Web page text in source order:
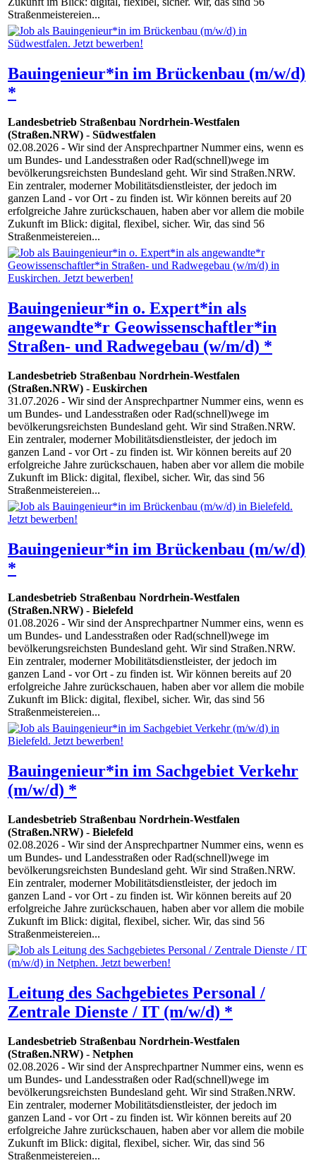
Straßenmeistereien...
Bauingenieur*in im Brückenbau (m/w/d)
*
Landesbetrieb Straßenbau Nordrhein-Westfalen
(Straßen.NRW) - Südwestfalen
02.08.2026 - Wir sind der Ansprechpartner Nummer eins, wenn es
um Bundes- und Landesstraßen oder Rad(schnell)wege im
bevölkerungsreichsten Bundesland geht. Wir sind Straßen.NRW.
Ein zentraler, moderner Mobilitätsdienstleister, der jedoch im
ganzen Land - vor Ort - zu finden ist. Wir können bereits auf 20
erfolgreiche Jahre zurückschauen, haben aber vor allem die mobile
Zukunft im Blick: digital, flexibel, sicher. Wir, das sind 56
Straßenmeistereien...
Bauingenieur*in o. Expert*in als
angewandte*r Geowissenschaftler*in
Straßen- und Radwegebau (w/m/d) *
Landesbetrieb Straßenbau Nordrhein-Westfalen
(Straßen.NRW) - Euskirchen
31.07.2026 - Wir sind der Ansprechpartner Nummer eins, wenn es
um Bundes- und Landesstraßen oder Rad(schnell)wege im
bevölkerungsreichsten Bundesland geht. Wir sind Straßen.NRW.
Ein zentraler, moderner Mobilitätsdienstleister, der jedoch im
ganzen Land - vor Ort - zu finden ist. Wir können bereits auf 20
erfolgreiche Jahre zurückschauen, haben aber vor allem die mobile
Zukunft im Blick: digital, flexibel, sicher. Wir, das sind 56
Straßenmeistereien...
Bauingenieur*in im Brückenbau (m/w/d)
*
Landesbetrieb Straßenbau Nordrhein-Westfalen
(Straßen.NRW) - Bielefeld
01.08.2026 - Wir sind der Ansprechpartner Nummer eins, wenn es
um Bundes- und Landesstraßen oder Rad(schnell)wege im
bevölkerungsreichsten Bundesland geht. Wir sind Straßen.NRW.
Ein zentraler, moderner Mobilitätsdienstleister, der jedoch im
ganzen Land - vor Ort - zu finden ist. Wir können bereits auf 20
erfolgreiche Jahre zurückschauen, haben aber vor allem die mobile
Zukunft im Blick: digital, flexibel, sicher. Wir, das sind 56
Straßenmeistereien...
Bauingenieur*in im Sachgebiet Verkehr
(m/w/d) *
Landesbetrieb Straßenbau Nordrhein-Westfalen
(Straßen.NRW) - Bielefeld
02.08.2026 - Wir sind der Ansprechpartner Nummer eins, wenn es
um Bundes- und Landesstraßen oder Rad(schnell)wege im
bevölkerungsreichsten Bundesland geht. Wir sind Straßen.NRW.
Ein zentraler, moderner Mobilitätsdienstleister, der jedoch im
ganzen Land - vor Ort - zu finden ist. Wir können bereits auf 20
erfolgreiche Jahre zurückschauen, haben aber vor allem die mobile
Zukunft im Blick: digital, flexibel, sicher. Wir, das sind 56
Straßenmeistereien...
Leitung des Sachgebietes Personal /
Zentrale Dienste / IT (m/w/d) *
Landesbetrieb Straßenbau Nordrhein-Westfalen
(Straßen.NRW) - Netphen
02.08.2026 - Wir sind der Ansprechpartner Nummer eins, wenn es
um Bundes- und Landesstraßen oder Rad(schnell)wege im
bevölkerungsreichsten Bundesland geht. Wir sind Straßen.NRW.
Ein zentraler, moderner Mobilitätsdienstleister, der jedoch im
ganzen Land - vor Ort - zu finden ist. Wir können bereits auf 20
erfolgreiche Jahre zurückschauen, haben aber vor allem die mobile
Zukunft im Blick: digital, flexibel, sicher. Wir, das sind 56
Straßenmeistereien...